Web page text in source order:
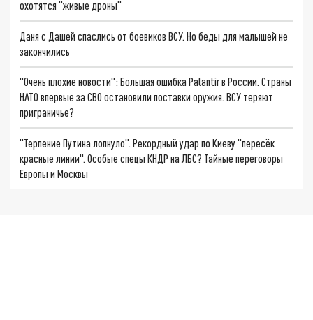
охотятся "живые дроны"
Даня с Дашей спаслись от боевиков ВСУ. Но беды для малышей не
закончились
"Очень плохие новости": Большая ошибка Palantir в России. Страны
НАТО впервые за СВО остановили поставки оружия. ВСУ теряют
приграничье?
"Терпение Путина лопнуло". Рекордный удар по Киеву "пересёк
красные линии". Особые спецы КНДР на ЛБС? Тайные переговоры
Европы и Москвы